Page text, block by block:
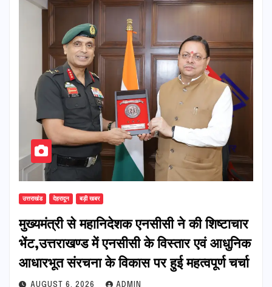
उत्तराखंड देहरादून बड़ी खबर
मुख्यमंत्री से महानिदेशक एनसीसी ने की शिष्टाचार
भेंट,उत्तराखण्ड में एनसीसी के विस्तार एवं आधुनिक
आधारभूत संरचना के विकास पर हुई महत्वपूर्ण चर्चा
AUGUST 6, 2026 ADMIN